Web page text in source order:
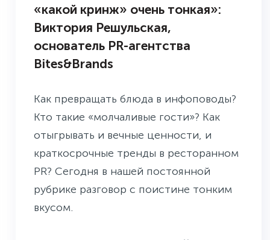
«какой кринж» очень тонкая»:
Виктория Решульская,
основатель PR-агентства
Bites&Brands
Как превращать блюда в инфоповоды?
Кто такие «молчаливые гости»? Как
отыгрывать и вечные ценности, и
краткосрочные тренды в ресторанном
PR? Сегодня в нашей постоянной
рубрике разговор с поистине тонким
вкусом.